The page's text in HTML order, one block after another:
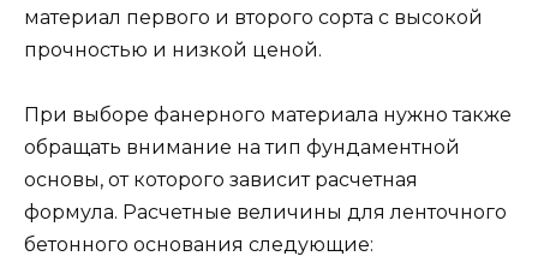
материал первого и второго сорта с высокой
прочностью и низкой ценой.
При выборе фанерного материала нужно также
обращать внимание на тип фундаментной
основы, от которого зависит расчетная
формула. Расчетные величины для ленточного
бетонного основания следующие: